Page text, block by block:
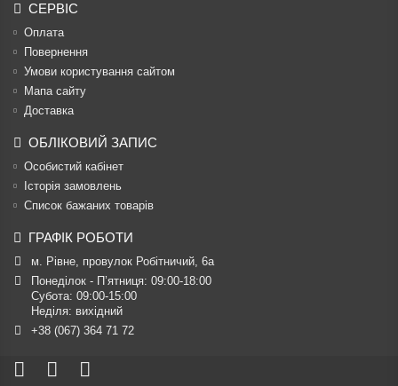
СЕРВІС
Оплата
Повернення
Умови користування сайтом
Мапа сайту
Доставка
ОБЛІКОВИЙ ЗАПИС
Особистий кабінет
Історія замовлень
Список бажаних товарів
ГРАФІК РОБОТИ
м. Рівне, провулок Робітничий, 6а
Понеділок - П’ятниця: 09:00-18:00
Субота: 09:00-15:00
Неділя: вихідний
+38 (067) 364 71 72